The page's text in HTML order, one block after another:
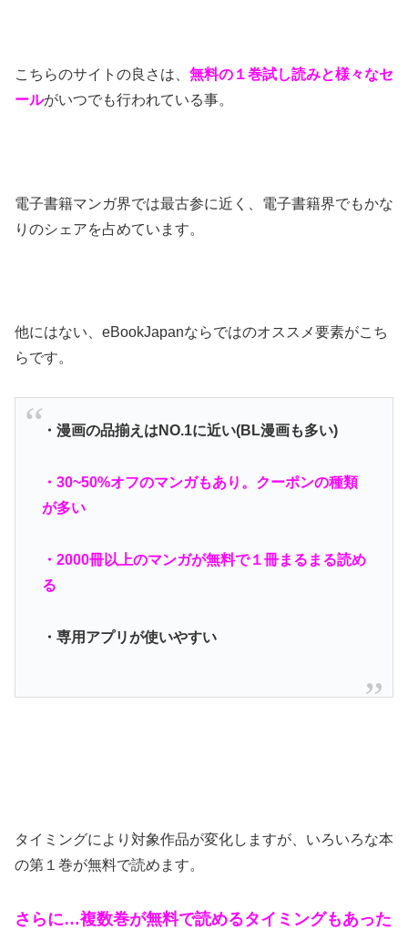
こちらのサイトの良さは、 無料の１巻試し読みと様々なセ
ールがいつでも行われている事。
電子書籍マンガ界では最古参に近く、電子書籍界でもかな
りのシェアを占めています。
他にはない、eBookJapanならではのオススメ要素がこち
らです。
・漫画の品揃えはNO.1に近い(BL漫画も多い)
・30~50%オフのマンガもあり。クーポンの種類
が多い
・2000冊以上のマンガが無料で１冊まるまる読め
る
・専用アプリが使いやすい
タイミングにより対象作品が変化しますが、いろいろな本
の第１巻が無料で読めます。
さらに…複数巻が無料で読めるタイミングもあった